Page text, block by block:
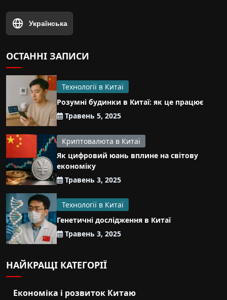
Українська
ОСТАННІ ЗАПИСИ
Технології в Китаї
Розумні будинки в Китаї: як це працює
Травень 5, 2025
Криптовалюта в Китаї
Як цифровий юань вплине на світову
економіку
Травень 3, 2025
Технології в Китаї
Генетичні дослідження в Китаї
Травень 3, 2025
НАЙКРАЩІ КАТЕГОРІЇ
Економіка і розвиток Китаю